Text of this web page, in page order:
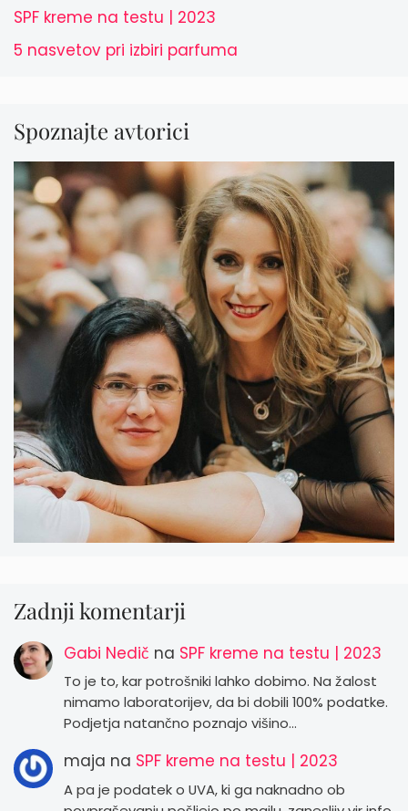
SPF kreme na testu | 2023
5 nasvetov pri izbiri parfuma
Spoznajte avtorici
Zadnji komentarji
Gabi Nedič na SPF kreme na testu | 2023
To je to, kar potrošniki lahko dobimo. Na žalost
nimamo laboratorijev, da bi dobili 100% podatke.
Podjetja natančno poznajo višino…
maja na SPF kreme na testu | 2023
A pa je podatek o UVA, ki ga naknadno ob